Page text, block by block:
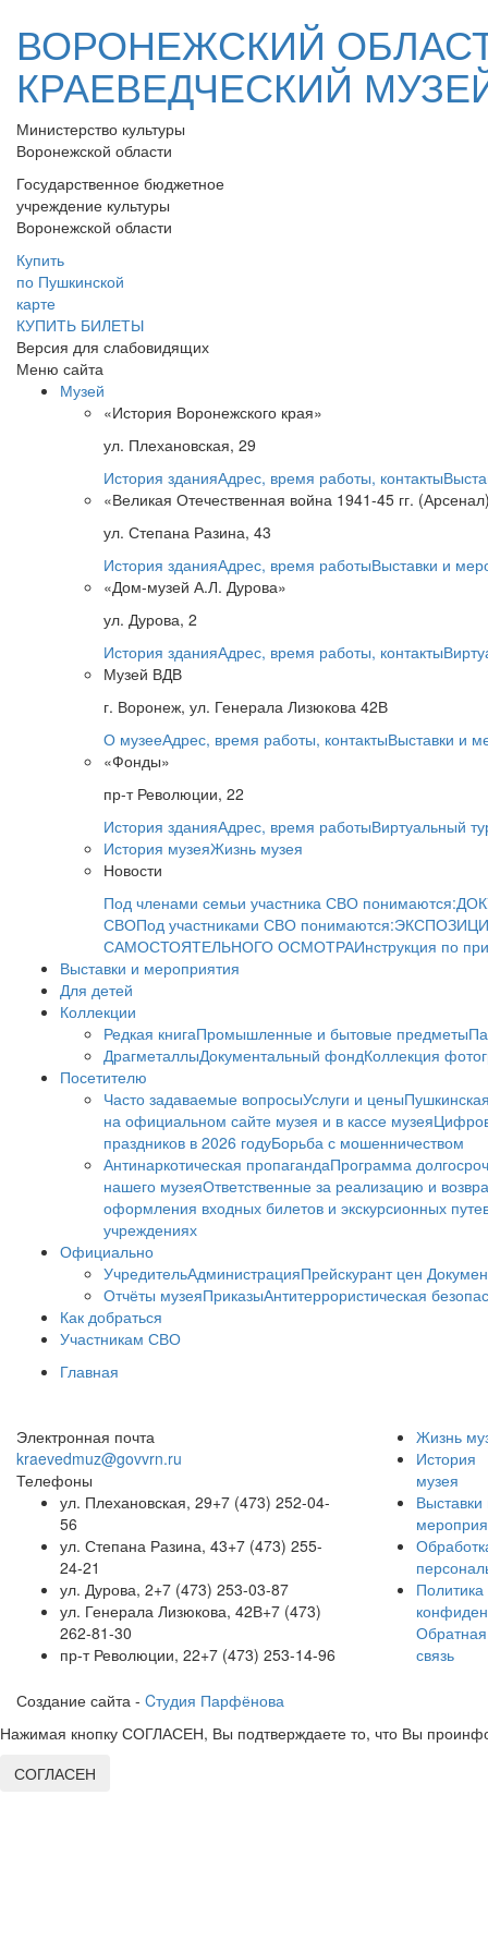
ВОРОНЕЖСКИЙ
КРАЕВЕДЧЕСКИЙ
Министерство культуры
Воронежской области
Государственное бюджетное
учреждение культуры
Воронежской области
Купить
по Пушкинской
карте
КУПИТЬ БИЛЕТЫ
Версия для слабовидящих
Меню сайта
Музей
«История Воронежского края»
ул. Плехановская, 29
История зданияАдрес, время работы, контакты
«Великая Отечественная война 1941-45 гг.
ул. Степана Разина, 43
История зданияАдрес, время работыВыставки и
«Дом-музей А.Л. Дурова»
ул. Дурова, 2
История зданияАдрес, время работы, контакты
Музей ВДВ
г. Воронеж, ул. Генерала Лизюкова 42В
О музееАдрес, время работы, контактыВыставки и
«Фонды»
пр-т Революции, 22
История зданияАдрес, время работыВиртуальный
История музеяЖизнь музея
Новости
Под членами семьи участника СВО понимаются:
СВОПод участниками СВО понимаются:
САМОСТОЯТЕЛЬНОГО ОСМОТРАИнструкция по
Выставки и мероприятия
Для детей
Коллекции
Редкая книгаПромышленные и бытовые предметы
ДрагметаллыДокументальный фондКоллекция
Посетителю
Часто задаваемые вопросыУслуги и цены
на официальном сайте музея и в кассе музея
праздников в 2026 годуБорьба с мошенничеством
Антинаркотическая пропагандаПрограмма
нашего музеяОтветственные за реализацию и
оформления входных билетов и экскурсионных
учреждениях
Официально
УчредительАдминистрацияПрейскурант цен
Отчёты музеяПриказыАнтитеррористическая
Как добраться
Участникам СВО
Главная
Электронная почта
kraevedmuz@govvrn.ru
Телефоны
ул. Плехановская, 29+7 (473) 252-04-
56
ул. Степана Разина, 43+7 (473) 255-
24-21
ул. Дурова, 2+7 (473) 253-03-87
ул. Генерала Лизюкова, 42В+7 (473)
262-81-30
пр-т Революции, 22+7 (473) 253-14-96
Жизнь
История
музея
Выставки
Политика
Обратная
связь
Создание сайта - Cтудия Парфёнова
Нажимая кнопку СОГЛАСЕН, Вы подтверждаете то, что Вы
СОГЛАСЕН